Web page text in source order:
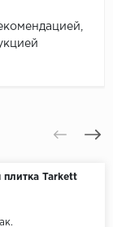
плитка Tarkett